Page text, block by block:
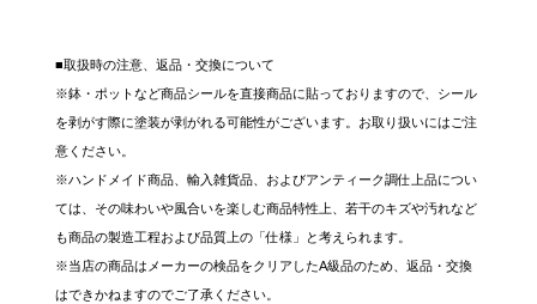
■取扱時の注意、返品・交換について
※鉢・ポットなど商品シールを直接商品に貼っておりますので、シール
を剥がす際に塗装が剥がれる可能性がございます。お取り扱いにはご注
意ください。
※ハンドメイド商品、輸入雑貨品、およびアンティーク調仕上品につい
ては、その味わいや風合いを楽しむ商品特性上、若干のキズや汚れなど
も商品の製造工程および品質上の「仕様」と考えられます。
※当店の商品はメーカーの検品をクリアしたA級品のため、返品・交換
はできかねますのでご了承ください。